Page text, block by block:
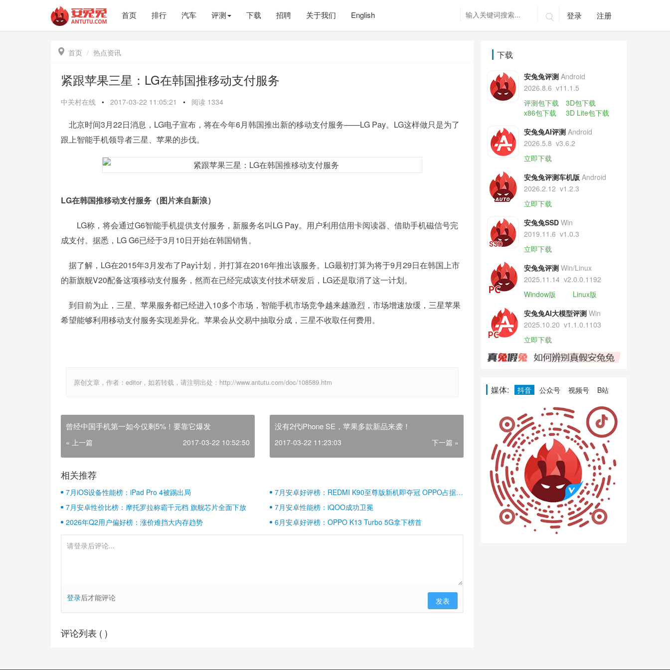
首页 排行 汽车 评测 下载 招聘 关于我们 English  登录 注册
 首页 热点资讯
紧跟苹果三星：LG在韩国推移动支付服务
中关村在线 • 2017-03-22 11:05:21 • 阅读 1334
北京时间3月22日消息，LG电子宣布，将在今年6月韩国推出新的移动支付服务——LG Pay。LG这样做只是为了
跟上智能手机领导者三星、苹果的步伐。
LG在韩国推移动支付服务（图片来自新浪）
LG称，将会通过G6智能手机提供支付服务，新服务名叫LG Pay。用户利用信用卡阅读器、借助手机磁信号完
成支付。据悉，LG G6已经于3月10日开始在韩国销售。
据了解，LG在2015年3月发布了Pay计划，并打算在2016年推出该服务。LG最初打算为将于9月29日在韩国上市
的新旗舰V20配备这项移动支付服务，然而在已经完成该支付技术研发后，LG还是取消了这一计划。
到目前为止，三星、苹果服务都已经进入10多个市场，智能手机市场竞争越来越激烈，市场增速放缓，三星苹果
希望能够利用移动支付服务实现差异化。苹果会从交易中抽取分成，三星不收取任何费用。
原创文章，作者：editor，如若转载，请注明出处：http://www.antutu.com/doc/108589.htm
曾经中国手机第一如今仅剩5%！要靠它爆发
« 上一篇 2017-03-22 10:52:50
没有2代iPhone SE，苹果多款新品来袭！
2017-03-22 11:23:03 下一篇 »
相关推荐
7月iOS设备性能榜：iPad Pro 4被踢出局
7月安卓好评榜：REDMI K90至尊版新机即夺冠 OPPO占据半
壁江山
7月安卓性价比榜：摩托罗拉称霸千元档 旗舰芯片全面下放
7月安卓性能榜：iQOO成功卫冕
2026年Q2用户偏好榜：涨价难挡大内存趋势
6月安卓好评榜：OPPO K13 Turbo 5G拿下榜首
登录后才能评论 发表
评论列表 ( )
下载
安兔兔评测 Android
2026.8.6 v11.1.5
评测包下载
3D包下载
x86包下载
3D Lite包下载
安兔兔AI评测 Android
2026.5.8 v3.6.2
立即下载
安兔兔评测车机版 Android
2026.2.12 v1.2.3
立即下载
安兔兔SSD Win
2019.11.6 v1.0.3
立即下载
安兔兔评测 Win/Linux
2025.11.14 v2.0.0.1192
Window版
Linux版
安兔兔AI大模型评测 Win
2025.10.20 v1.1.0.1103
立即下载
媒体: 抖音 公众号 视频号 B站